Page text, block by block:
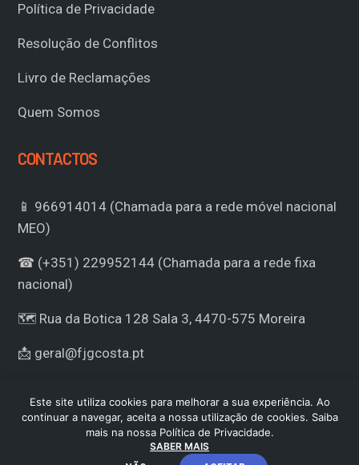
Política de Privacidade
Resolução de Conflitos
Livro de Reclamações
Quem Somos
CONTACTOS
📱 966914014 (Chamada para a rede móvel nacional
MEO)
☎ (+351) 229952144 (Chamada para a rede fixa
nacional)
🗺 Rua da Botica 128 Sala 3, 4470-575 Moreira
📩 geral@fjgcosta.pt
© 2024 | Desenvolvido por Lwebdesign
Este site utiliza cookies para melhorar a sua experiência. Ao
continuar a navegar, aceita a nossa utilização de cookies. Saiba
mais na nossa Política de Privacidade.
SABER MAIS